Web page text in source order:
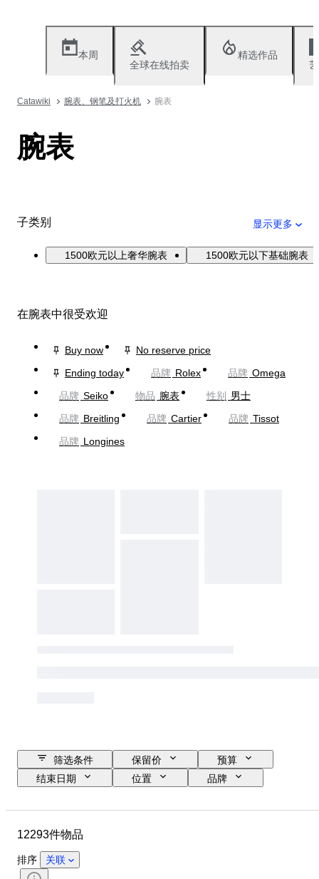
本周
全球在线拍卖
精选作品
Catawiki 腕表、钢笔及打火机 腕表
腕表
子类别 显示更多
1500欧元以上奢华腕表 1500欧元以下基础腕表
在腕表中很受欢迎
Buy now
No reserve price
Ending today
品牌 Rolex 品牌 Omega
品牌 Seiko 物品 腕表 性别
男士
品牌 Breitling 品牌 Cartier 品牌 Tissot
品牌 Longines
筛选条件 保留价
预算
结束日期
位置
品牌
状态
课题
颜色
12293件物品
排序 关联